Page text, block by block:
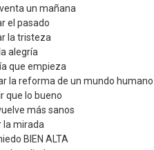
un mañana
el pasado
la tristeza
alegría
que empieza
la reforma de un mundo humano
que lo bueno
más sanos
la mirada
BIEN ALTA